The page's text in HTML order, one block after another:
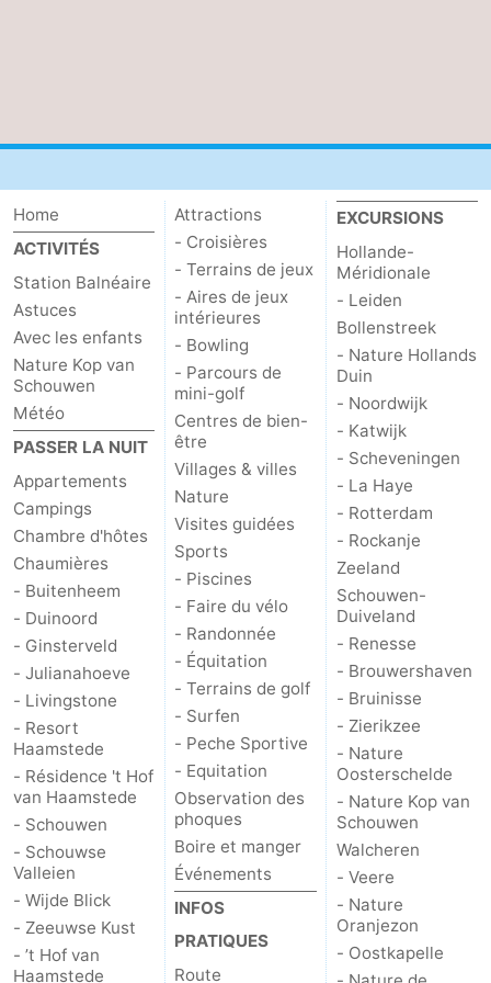
Renesse
-
Brouwershaven
-
Bruinisse
-
Zierikzee
-
Nature
Oosterschelde
-
Nature
Kop
van
Schouwen
Walcheren
-
Veere
-
Nature
Oranjezon
-
Oostkapelle
de
Mantelingen
Domburg
-
Zoutelande
-
Vlissingen
-
Middelburg
Météo
Contact
Home
ACTIVITÉS
Station Balnéaire
Astuces
Avec les enfants
Nature Kop van
Schouwen
Météo
PASSER LA NUIT
Appartements
Campings
Chambre d'hôtes
Chaumières
- Buitenheem
- Duinoord
- Ginsterveld
- Julianahoeve
- Livingstone
- Resort
Haamstede
- Résidence 't Hof
van Haamstede
- Schouwen
- Schouwse
Valleien
- Wijde Blick
- Zeeuwse Kust
- ’t Hof van
Haamstede
Attractions
- Croisières
- Terrains de jeux
- Aires de jeux
intérieures
- Bowling
- Parcours de
mini-golf
Centres de bien-
être
Villages & villes
Nature
Visites guidées
Sports
- Piscines
- Faire du vélo
- Randonnée
- Équitation
- Terrains de golf
- Surfen
- Peche Sportive
- Equitation
Observation des
phoques
Boire et manger
Événements
INFOS
PRATIQUES
Route
EXCURSIONS
Hollande-
Méridionale
- Leiden
Bollenstreek
- Nature Hollands
Duin
- Noordwijk
- Katwijk
- Scheveningen
- La Haye
- Rotterdam
- Rockanje
Zeeland
Schouwen-
Duiveland
- Renesse
- Brouwershaven
- Bruinisse
- Zierikzee
- Nature
Oosterschelde
- Nature Kop van
Schouwen
Walcheren
- Veere
- Nature
Oranjezon
- Oostkapelle